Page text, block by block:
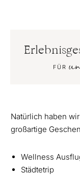
FÜR
Natürlich haben
großartige
Wellness
Städtetrip